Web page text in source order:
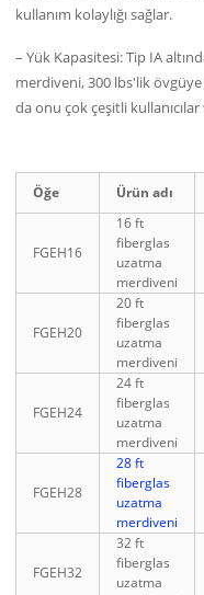
kullanım kolaylığı sağlar.
– Yük Kapasitesi: Tip IA
merdiveni, 300 lbs'lik
da onu çok çeşitli
Öğe Ürün adı
FGEH16
16 ft
fiberglas
uzatma
merdiveni
FGEH20
20 ft
fiberglas
uzatma
merdiveni
FGEH24
24 ft
fiberglas
uzatma
merdiveni
FGEH28
28 ft
fiberglas
uzatma
merdiveni
FGEH32
32 ft
fiberglas
uzatma